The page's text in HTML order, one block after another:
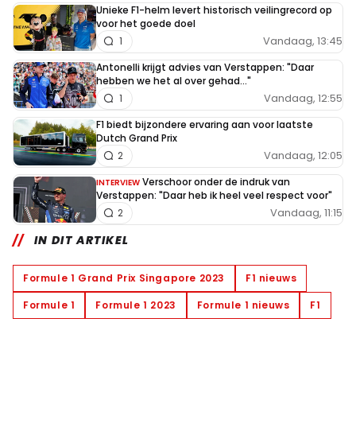
Unieke F1-helm levert historisch veilingrecord op
voor het goede doel
Vandaag, 13:45
1
Antonelli krijgt advies van Verstappen: "Daar
hebben we het al over gehad..."
Vandaag, 12:55
1
F1 biedt bijzondere ervaring aan voor laatste
Dutch Grand Prix
Vandaag, 12:05
2
INTERVIEW Verschoor onder de indruk van
Verstappen: "Daar heb ik heel veel respect voor"
Vandaag, 11:15
2
IN DIT ARTIKEL
Formule 1 Grand Prix Singapore 2023
F1 nieuws
Formule 1
Formule 1 2023 Formule 1 nieuws F1